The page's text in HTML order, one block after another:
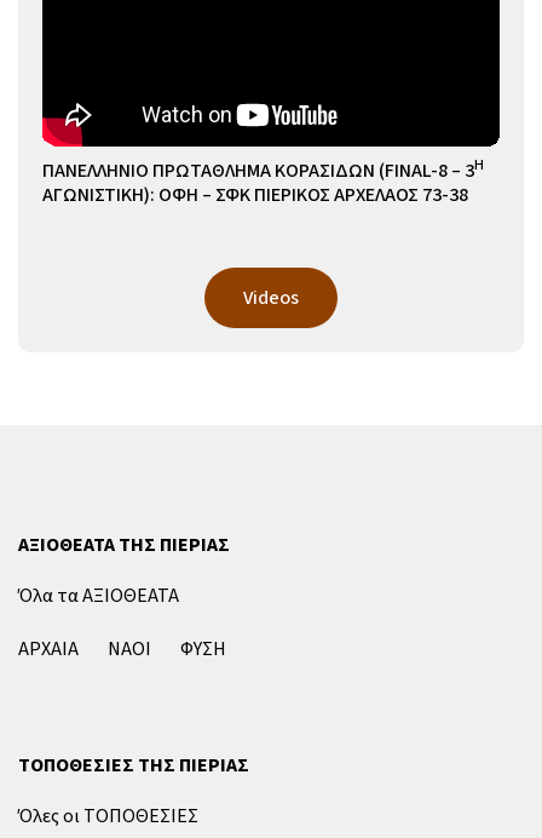
ΠΑΝΕΛΛΗΝΙΟ ΠΡΩΤΑΘΛΗΜΑ ΚΟΡΑΣΙΔΩΝ (FINAL-8 – 3Η
ΑΓΩΝΙΣΤΙΚΗ): ΟΦΗ – ΣΦΚ ΠΙΕΡΙΚΟΣ ΑΡΧΕΛΑΟΣ 73-38
Videos
ΑΞΙΟΘΕΑΤΑ ΤΗΣ ΠΙΕΡΙΑΣ
Όλα τα ΑΞΙΟΘΕΑΤΑ
ΑΡΧΑΙΑ
ΝΑΟΙ ΦΥΣΗ
ΤΟΠΟΘΕΣΙΕΣ ΤΗΣ ΠΙΕΡΙΑΣ
Όλες οι ΤΟΠΟΘΕΣΙΕΣ